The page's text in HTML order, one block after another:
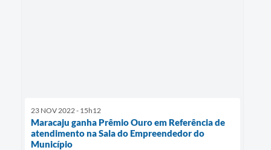
23 NOV 2022 - 15h12
Maracaju ganha Prêmio Ouro em Referência de
atendimento na Sala do Empreendedor do
Município